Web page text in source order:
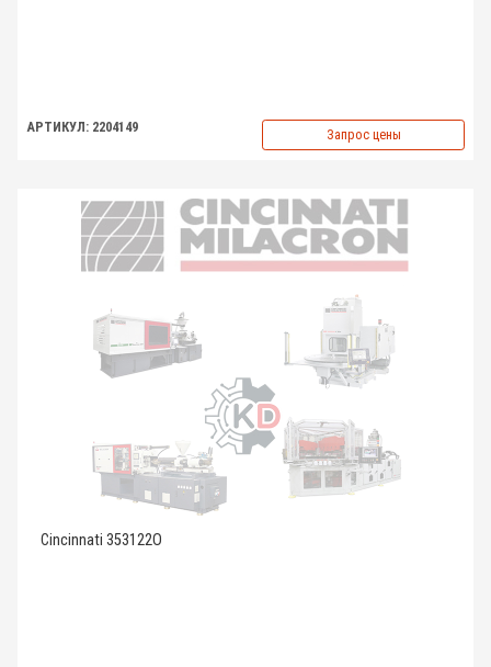
АРТИКУЛ: 2204149 Запрос цены
Cincinnati 353122O